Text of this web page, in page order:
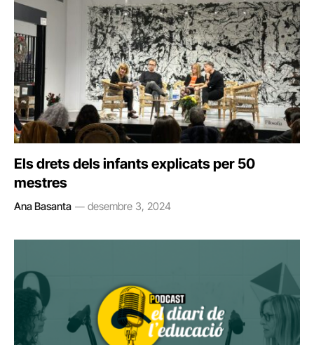
Els drets dels infants explicats per 50
mestres
Ana Basanta desembre 3, 2024